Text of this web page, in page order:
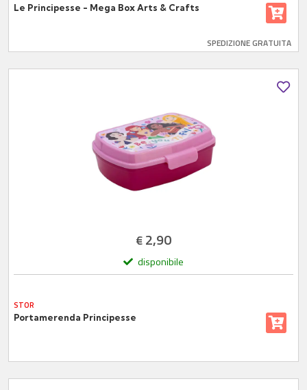
Le Principesse - Mega Box Arts & Crafts
SPEDIZIONE GRATUITA
€2,90
disponibile
STOR
Portamerenda Principesse